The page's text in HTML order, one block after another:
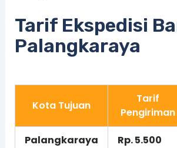
Tarif Ekspedisi
Palangkaraya
Kota Tujuan
Tarif
Pengiriman
Palangkaraya Rp. 5.500